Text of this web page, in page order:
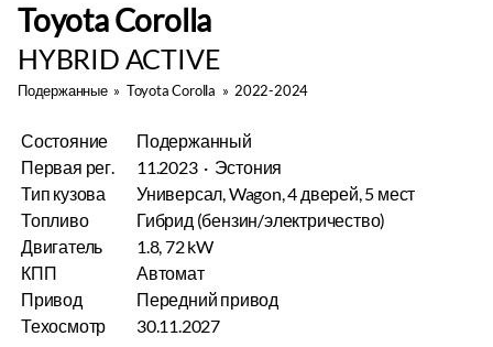
Toyota Corolla
HYBRID ACTIVE
Подержанные» Toyota Corolla » 2022-2024
Состояние
Подержанный
Первая рег.
11.2023 · Эстония
Тип кузова
Универсал, Wagon, 4 дверей, 5 мест
Топливо
Гибрид (бензин/электричество)
Двигатель
1.8, 72 kW
КПП
Автомат
Привод
Передний привод
Техосмотр
30.11.2027